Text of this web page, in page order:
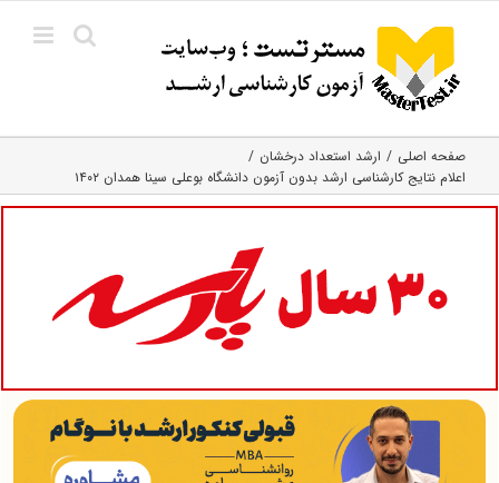
content
صفحه اصلی
ارشد استعداد درخشان
اعلام نتایج کارشناسی ارشد بدون آزمون دانشگاه بوعلی سینا همدان ۱۴۰۲